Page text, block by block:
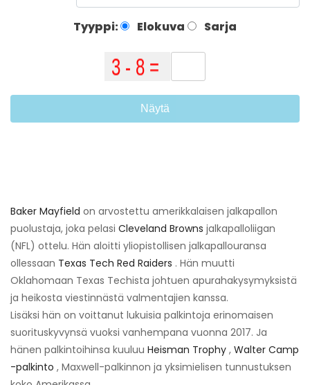
Tyyppi: Elokuva Sarja
Näytä
Baker Mayfield on arvostettu amerikkalaisen jalkapallon
puolustaja, joka pelasi Cleveland Browns jalkapalloliigan
(NFL) ottelu. Hän aloitti yliopistollisen jalkapallouransa
ollessaan Texas Tech Red Raiders . Hän muutti
Oklahomaan Texas Techista johtuen apurahakysymyksistä
ja heikosta viestinnästä valmentajien kanssa.
Lisäksi hän on voittanut lukuisia palkintoja erinomaisen
suorituskyvynsä vuoksi vanhempana vuonna 2017. Ja
hänen palkintoihinsa kuuluu Heisman Trophy , Walter Camp
-palkinto , Maxwell-palkinnon ja yksimielisen tunnustuksen